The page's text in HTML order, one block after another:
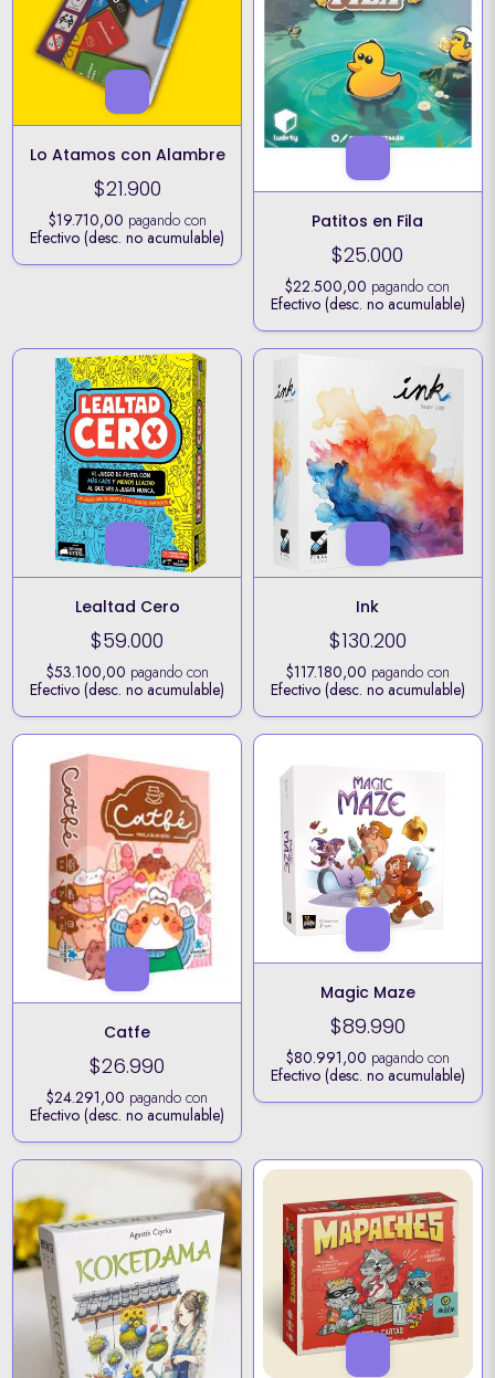
Lo Atamos con Alambre
$21.900
$19.710,00 pagando con
Efectivo (desc. no acumulable)
Patitos en Fila
$25.000
$22.500,00 pagando con
Efectivo (desc. no acumulable)
Lealtad Cero
$59.000
$53.100,00 pagando con
Efectivo (desc. no acumulable)
Ink
$130.200
$117.180,00 pagando con
Efectivo (desc. no acumulable)
Catfe
$26.990
$24.291,00 pagando con
Efectivo (desc. no acumulable)
Magic Maze
$89.990
$80.991,00 pagando con
Efectivo (desc. no acumulable)